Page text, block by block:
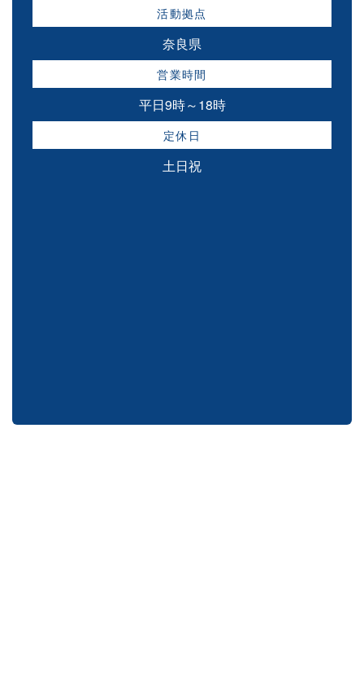
活動拠点
奈良県
営業時間
平日9時～18時
定休日
土日祝